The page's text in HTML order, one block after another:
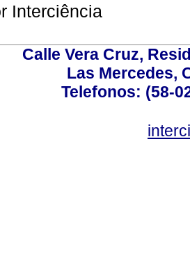
Interciência
Calle Vera Cruz,
Las Mercedes,
Telefonos: (58-